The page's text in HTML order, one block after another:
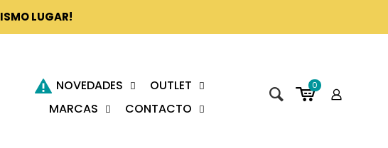
LUGAR!
NOVEDADES
OUTLET
MARCAS
CONTACTO
0